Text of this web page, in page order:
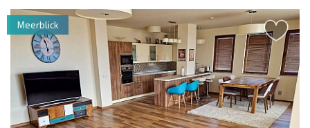
Meerblick